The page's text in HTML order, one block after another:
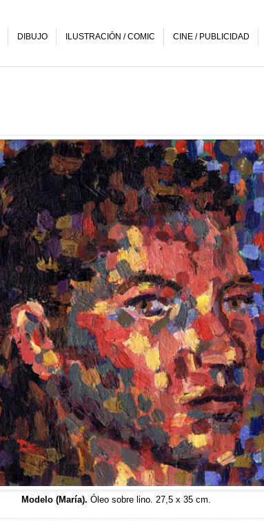
DIBUJO ILUSTRACIÓN / COMIC CINE / PUBLICIDAD
Modelo (María). Óleo sobre lino. 27,5 x 35 cm.